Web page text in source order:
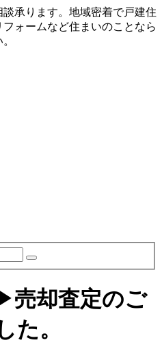
承ります。地域密着で戸建住
ォームなど住まいのことなら
売却査定のご
た。